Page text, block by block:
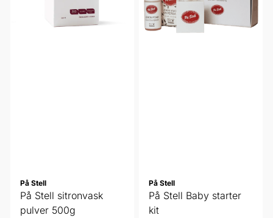
På Stell
På Stell sitronvask
pulver 500g
På Stell
På Stell Baby starter
kit